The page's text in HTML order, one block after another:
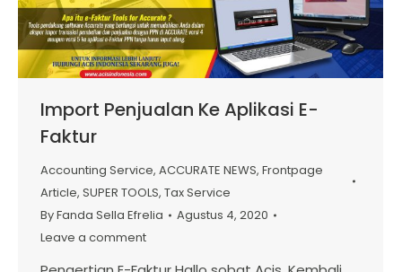
Import Penjualan Ke Aplikasi E-
Faktur
Accounting Service, ACCURATE NEWS, Frontpage
Article, SUPER TOOLS, Tax Service
ByFanda Sella Efrelia
Agustus 4, 2020
Leave a comment